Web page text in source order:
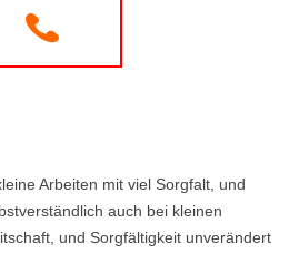
Arbeiten mit viel Sorgfalt, und
auch bei kleinen
und Sorgfältigkeit unverändert